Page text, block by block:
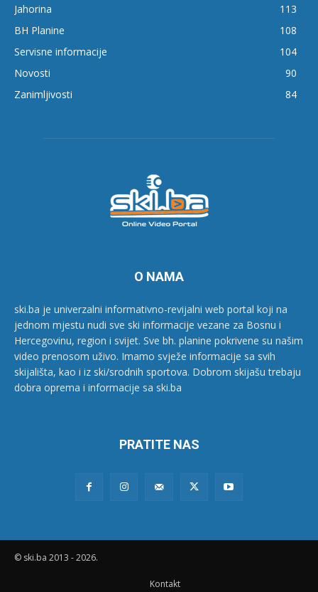
Jahorina
113
BH Planine
108
Servisne informacije
104
Novosti
90
Zanimljivosti
84
O NAMA
ski.ba je univerzalni informativno-revijalni web portal koji na
jednom mjestu nudi sve ski informacije vezane za Bosnu i
Hercegovinu, region i svijet. Sve bh. planine pokrivene su našim
video prenosom uživo. Imamo svježe informacije sa svih
skijališta, kao i iz ski/srodnih sportova. Dobrom skijašu trebaju
dobra oprema i informacije sa ski.ba
PRATITE NAS
© ski.ba 2013 - 2026.
Kontakt